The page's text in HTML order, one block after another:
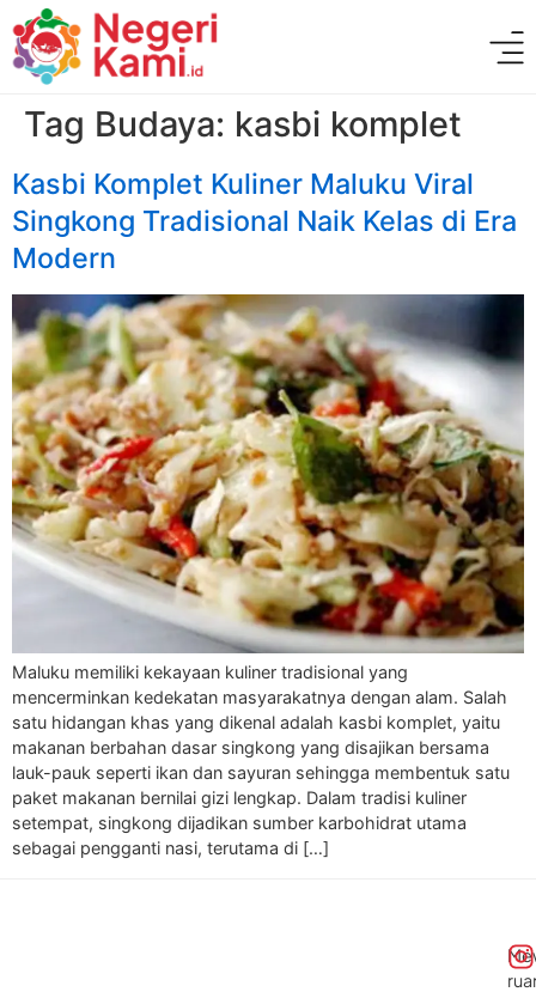
Tag Budaya: kasbi komplet
Kasbi Komplet Kuliner Maluku Viral
Singkong Tradisional Naik Kelas di Era
Modern
Maluku memiliki kekayaan kuliner tradisional yang
mencerminkan kedekatan masyarakatnya dengan alam. Salah
satu hidangan khas yang dikenal adalah kasbi komplet, yaitu
makanan berbahan dasar singkong yang disajikan bersama
lauk-pauk seperti ikan dan sayuran sehingga membentuk satu
paket makanan bernilai gizi lengkap. Dalam tradisi kuliner
setempat, singkong dijadikan sumber karbohidrat utama
sebagai pengganti nasi, terutama di […]